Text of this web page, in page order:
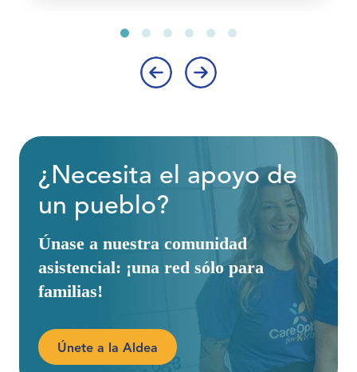
¿Necesita el apoyo de
un pueblo?
Únase a nuestra comunidad
asistencial: ¡una red sólo para
familias!
Únete a la Aldea